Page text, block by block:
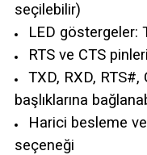
seçilebilir)
LED göstergeler:
RTS ve CTS
TXD, RXD,
başlıklarına
Harici besleme
seçeneği